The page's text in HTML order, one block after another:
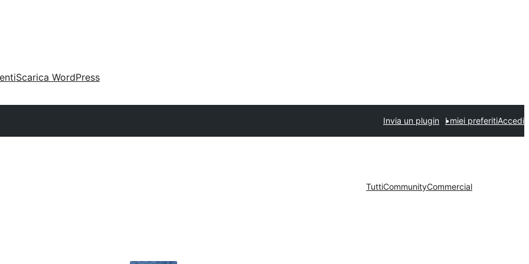
Scarica WordPress
Invia un plugin I miei preferitiAccedi
TuttiCommunityCommercial